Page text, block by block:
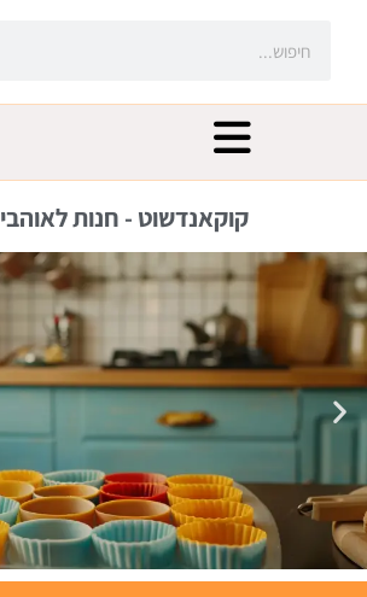
קוקאנדשוט - חנות לאוהבי